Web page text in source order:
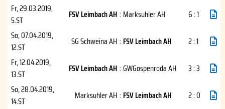
Fr, 29.03.2019,
5.ST
FSV Leimbach AH : Marksuhler AH
6 : 1
So, 07.04.2019,
12.ST
SG Schweina AH : FSV Leimbach AH
2 : 1
Fr, 12.04.2019,
13.ST
FSV Leimbach AH :GWGospenroda AH
3 : 3
So, 28.04.2019,
14.ST
Marksuhler AH : FSV Leimbach AH
2 : 0